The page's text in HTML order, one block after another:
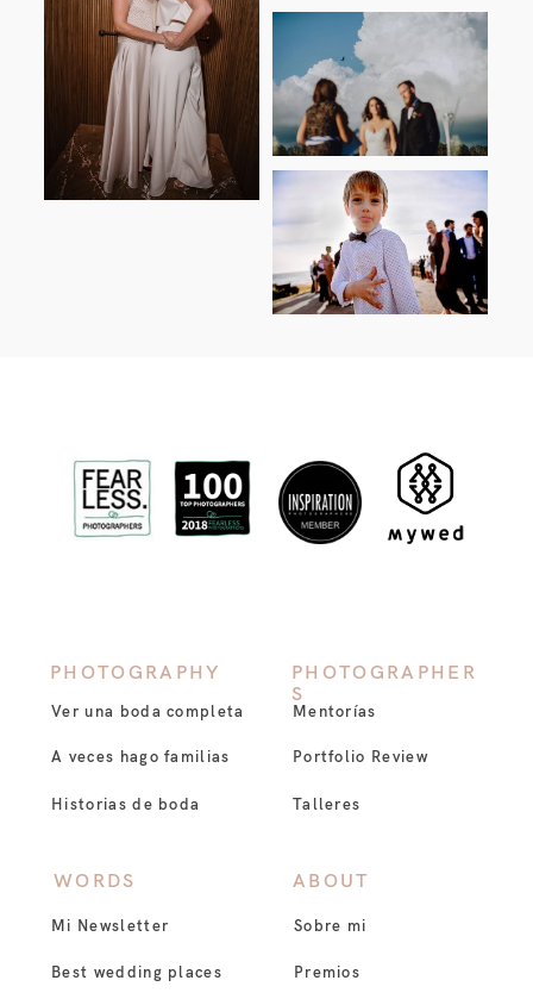
WORDS ABOUT
PHOTOGRAPHY
PHOTOGRAPHER
S
Sobre mi
Mi Newsletter
Ver una boda completa Mentorías
Premios
Portfolio Review
Best wedding places
A veces hago familias
Talleres
Historias de boda